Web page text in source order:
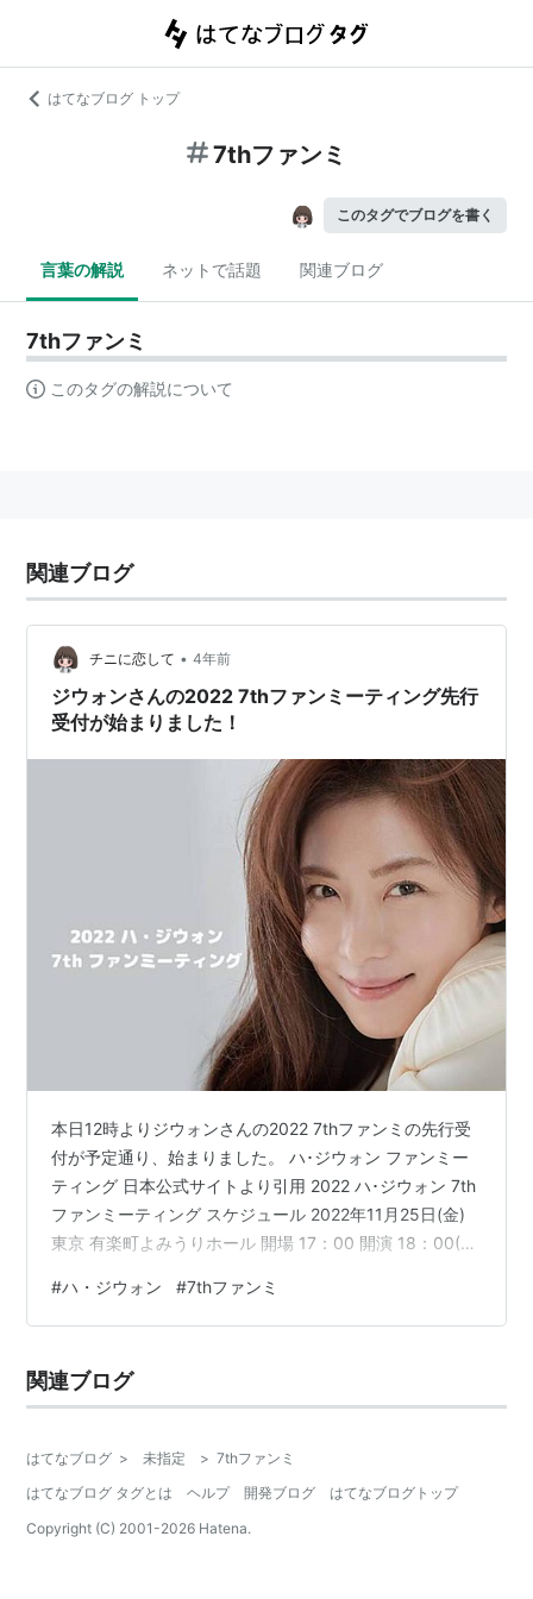
はてなブログ トップ
7thファンミ
このタグでブログを書く
言葉の解説 ネットで話題 関連ブログ
7thファンミ
このタグの解説について
関連ブログ
チニに恋して • 4年前
ジウォンさんの2022 7thファンミーティング先行
受付が始まりました！
本日12時よりジウォンさんの2022 7thファンミの先行受
付が予定通り、始まりました。 ハ･ジウォン ファンミー
ティング 日本公式サイトより引用 2022 ハ･ジウォン 7th
ファンミーティング スケジュール 2022年11月25日(金)
東京 有楽町よみうりホール 開場 17：00 開演 18：00(予
開場 15：00 開演 16：00(予定) ※申し込みされる方はフ
ァンミーティング開催に係る注意事項をお読み下さい。
込させて頂きました。 管理人はいつもご一緒…
#ハ・ジウォン #7thファンミ
関連ブログ
はてなブログ > 未指定 > 7thファンミ
はてなブログ タグとは
ヘルプ 開発ブログ
はてなブログトップ
Copyright (C) 2001-2026 Hatena.